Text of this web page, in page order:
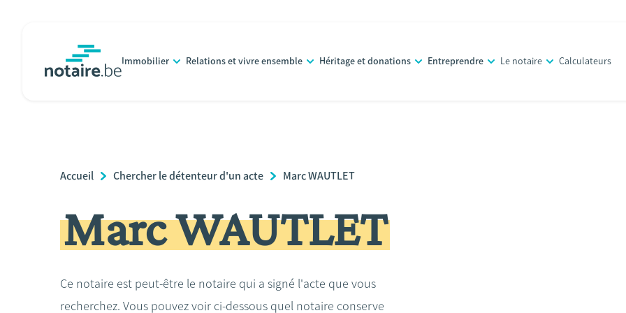
principal
Immobilier Relations et vivre ensemble Héritage et donations Entreprendre Le notaire Calculateurs
Breadcrumb
Accueil Chercher le détenteur d'un acte Marc WAUTLET
Marc WAUTLET
Ce notaire est peut-être le notaire qui a signé l'acte que vous
recherchez. Vous pouvez voir ci-dessous quel notaire conserve